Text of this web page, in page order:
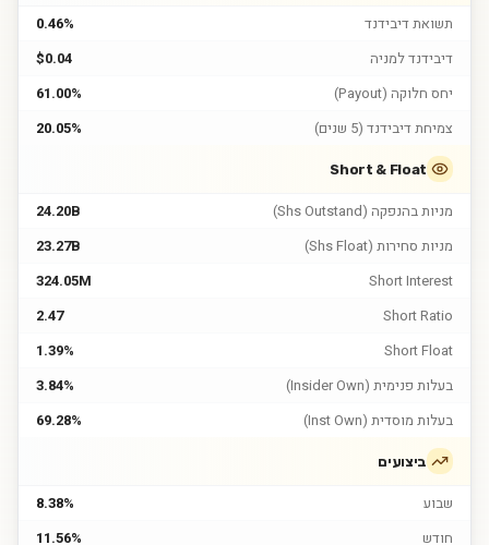
תשואת דיבידנד
0.46%
דיבידנד למניה
$0.04
יחס חלוקה (Payout)
61.00%
צמיחת דיבידנד (5 שנים)
20.05%
Short & Float
מניות בהנפקה (Shs Outstand)
24.20B
מניות סחירות (Shs Float)
23.27B
Short Interest
324.05M
Short Ratio
2.47
Short Float
1.39%
בעלות פנימית (Insider Own)
3.84%
בעלות מוסדית (Inst Own)
69.28%
ביצועים
שבוע
8.38%
חודש
11.56%